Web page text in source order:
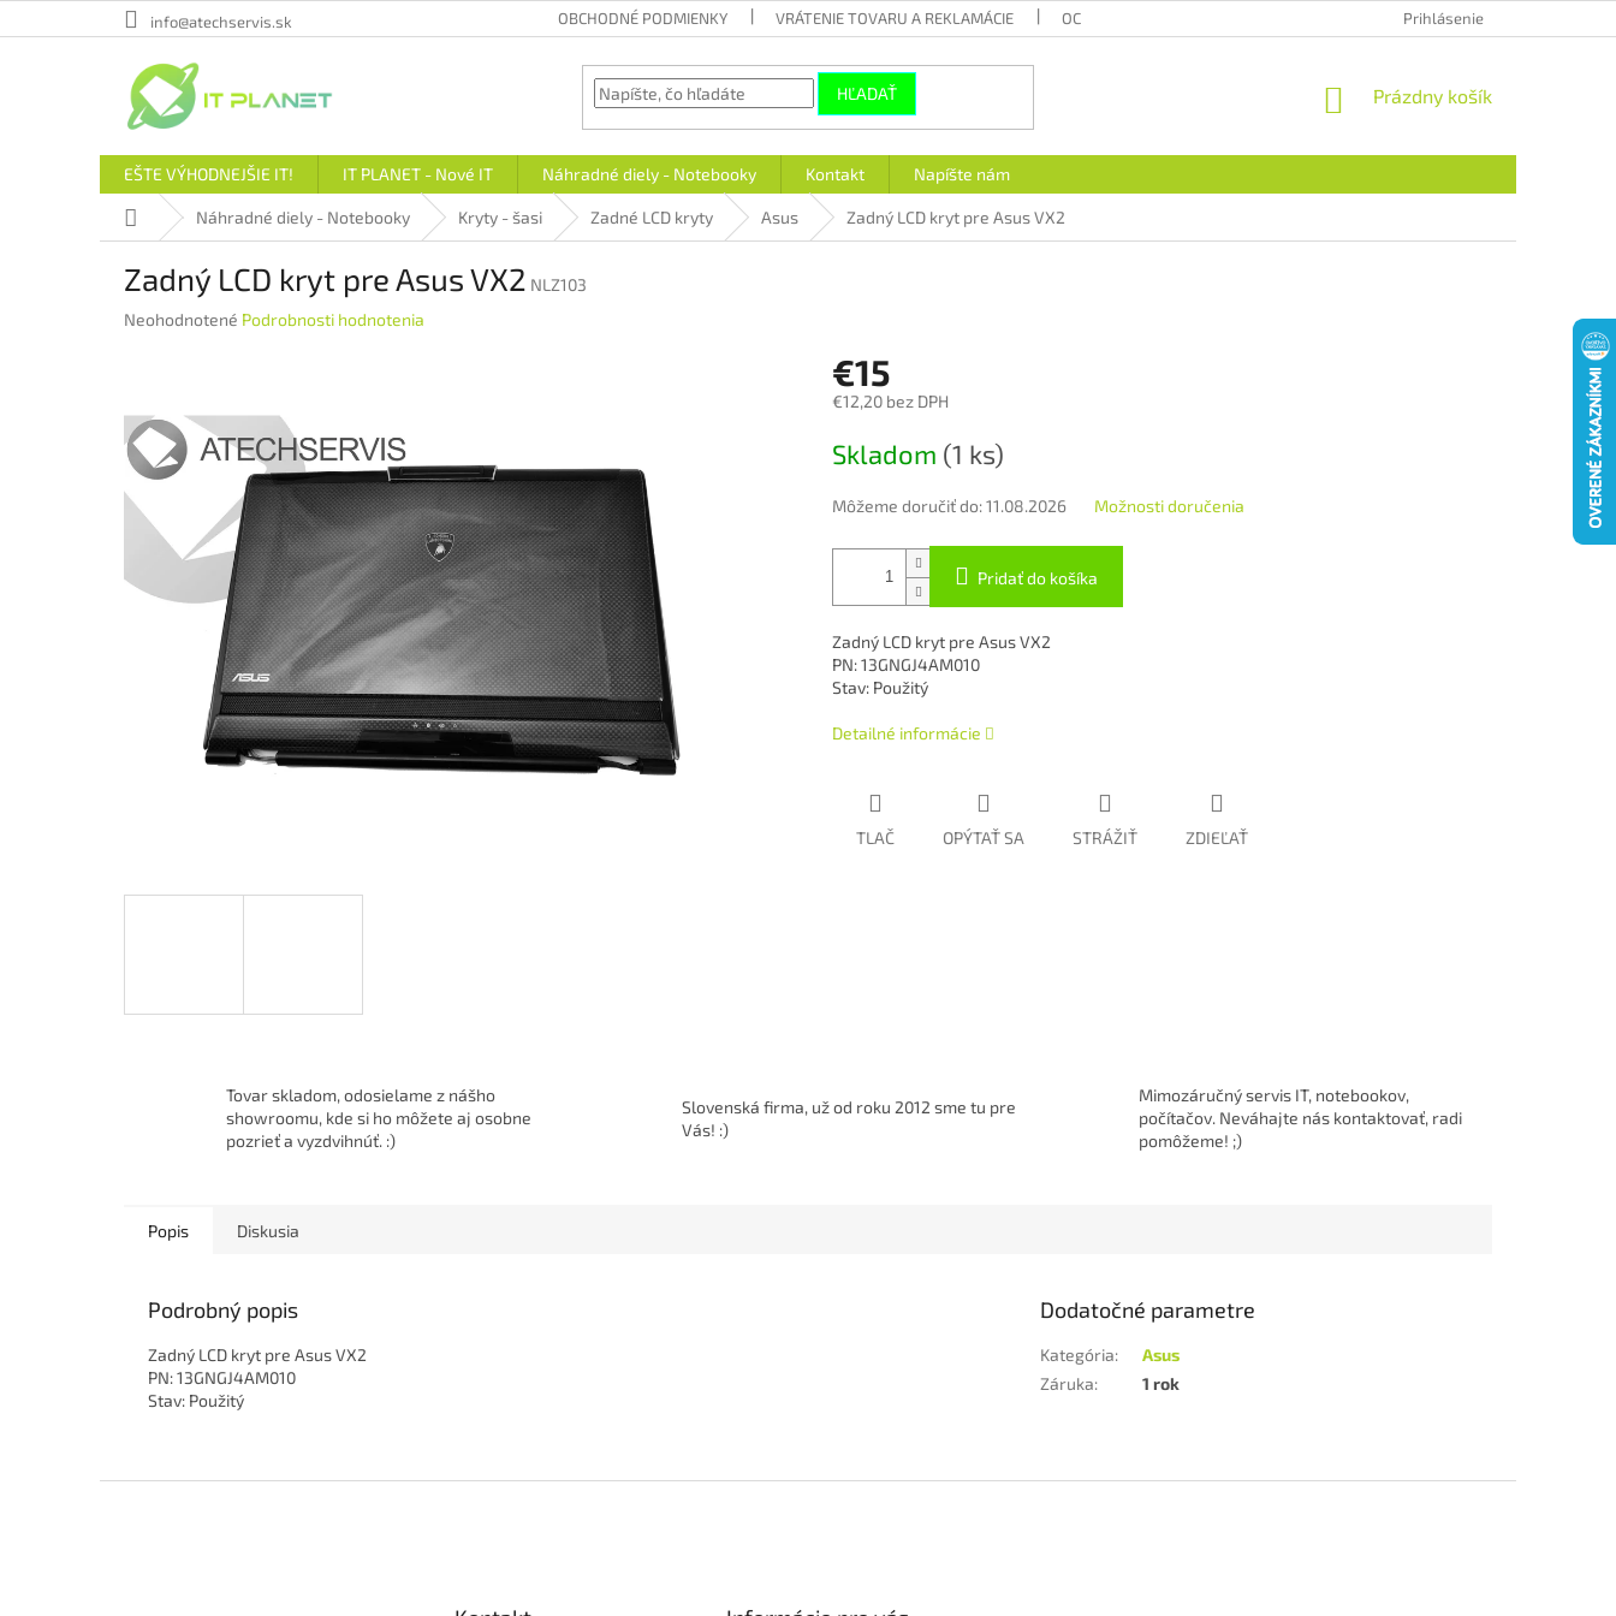
na
info@atechservis.sk OBCHODNÉ PODMIENKY VRÁTENIE TOVARU A REKLAMÁCIE OCHRANA OSOBNÝCH ÚDAJOV HODNOTENIE OBCHODU
Prihlásenie
HĽADAŤ
NÁKUPNÝ
Prázdny košík
EŠTE VÝHODNEJŠIE IT! IT PLANET - Nové IT Náhradné diely - Notebooky Kontakt Napíšte nám
DomovNáhradné diely - Notebooky Kryty - šasi Zadné LCD kryty Asus Zadný LCD kryt pre Asus VX2
Zadný LCD kryt pre Asus VX2 NLZ103
Priemerné
z
5
hviezdičiek.
Neohodnotené Podrobnosti hodnotenia
€15
€12,20 bez DPH
cena:
Skladom (1 ks)
Môžeme doručiť do:11.08.2026 Možnosti doručenia
Pridať do košíka
Zadný LCD kryt pre Asus VX2
PN: 13GNGJ4AM010
Stav: Použitý
Detailné informácie
TLAČ OPÝTAŤ SA STRÁŽIŤ ZDIEĽAŤ
Tovar skladom, odosielame z nášho
showroomu, kde si ho môžete aj osobne
pozrieť a vyzdvihnúť. :)
Slovenská firma, už od roku 2012 sme tu pre
Vás! :)
Mimozáručný servis IT, notebookov,
počítačov. Neváhajte nás kontaktovať, radi
pomôžeme! ;)
Popis Diskusia
Podrobný popis
Zadný LCD kryt pre Asus VX2
PN: 13GNGJ4AM010
Stav: Použitý
Dodatočné parametre
Kategória:
Asus
Záruka: 1 rok